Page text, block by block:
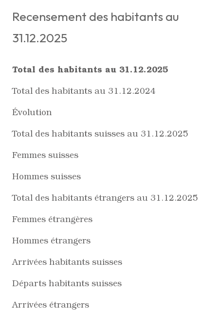
Recensement des habitants au
31.12.2025
Total des habitants au 31.12.2025
Total des habitants au 31.12.2024
Évolution
Total des habitants suisses au 31.12.2025
Femmes suisses
Hommes suisses
Total des habitants étrangers au 31.12.2025
Femmes étrangères
Hommes étrangers
Arrivées habitants suisses
Départs habitants suisses
Arrivées étrangers